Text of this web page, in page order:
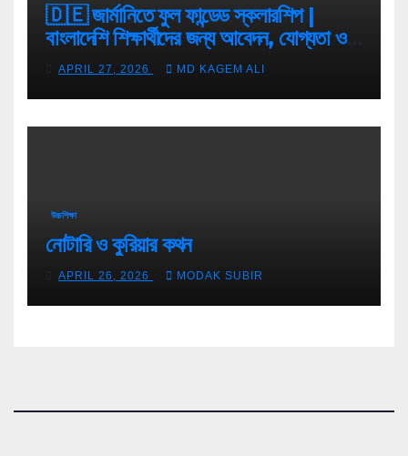
🇩🇪 জার্মানিতে ফুল ফান্ডেড স্কলারশিপ |
বাংলাদেশি শিক্ষার্থীদের জন্য আবেদন, যোগ্যতা ও
টিপস
APRIL 27, 2026 MD KAGEM ALI
উচ্চশিক্ষা
নোটারি ও কুরিয়ার কথন
APRIL 26, 2026 MODAK SUBIR